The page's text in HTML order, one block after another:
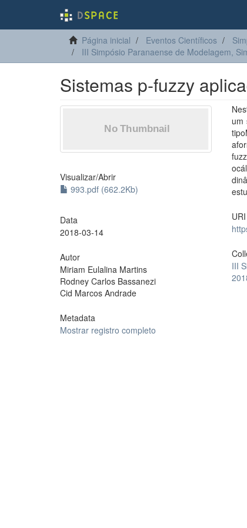
Página inicial Eventos Científicos
III Simpósio Paranaense de Modelagem,
Sistemas p-fuzzy
Visualizar/Abrir
993.pdf (662.2Kb)
Data
2018-03-14
Autor
Miriam Eulalina Martins
Rodney Carlos Bassanezi
Cid Marcos Andrade
Metadata
Mostrar registro completo
um
URI
III